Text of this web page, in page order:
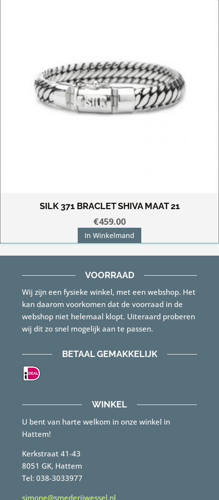
SILK 371 BRACLET SHIVA MAAT 21
€459.00
In Winkelmand
VOORRAAD
Wij zijn een fysieke winkel, met een webshop. Het
kan daarom voorkomen dat de voorraad in de
webshop niet helemaal klopt. Uiteraard proberen
wij dit zo snel mogelijk aan te passen.
BETAAL GEMAKKELIJK
WINKEL
U bent van harte welkom in onze winkel in
Hattem!
Kerkstraat 41-43
8051 GK, Hattem
Tel: 038-3033977
simone@smederijwessel.nl